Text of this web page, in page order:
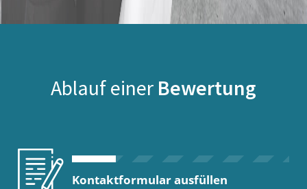
Ablauf einer Bewertung
Kontaktformular ausfüllen